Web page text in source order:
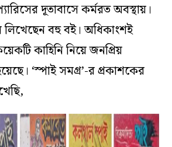
দূতাবাসে কর্মরত অবস্থায়।
লিখেছেন বহু বই। অধিকাংশই
কাহিনি নিয়ে জনপ্রিয়
‘স্পাই সমগ্র’-র প্রকাশকের